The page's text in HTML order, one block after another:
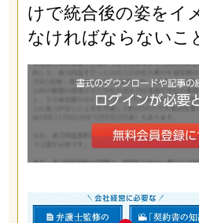
けで統合後の姿をイ
なければならないこ